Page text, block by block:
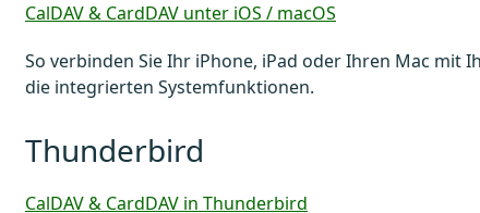
CalDAV & CardDAV unter iOS / macOS
So verbinden Sie Ihr iPhone, iPad oder Ihren Mac mit
die integrierten Systemfunktionen.
Thunderbird
CalDAV & CardDAV in Thunderbird